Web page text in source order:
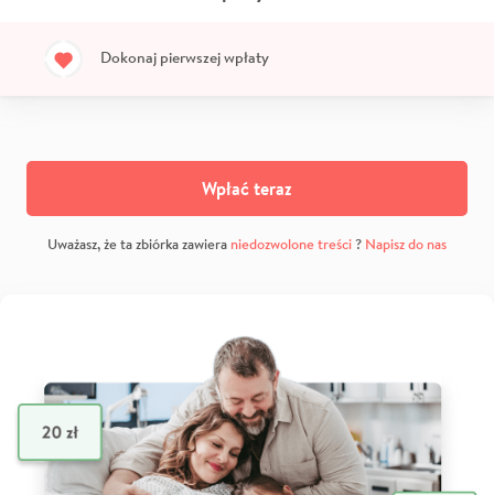
Dokonaj pierwszej wpłaty
Wpłać teraz
Uważasz, że ta zbiórka zawiera niedozwolone treści? Napisz do nas